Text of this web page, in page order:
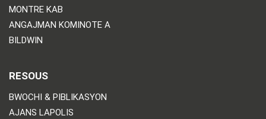
MONTRE KAB
ANGAJMAN KOMINOTE A
BILDWIN
RESOUS
BWOCHI & PIBLIKASYON
AJANS LAPOLIS